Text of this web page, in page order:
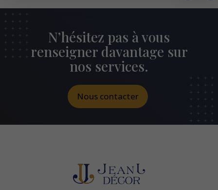
N’hésitez pas à vous
renseigner davantage sur
nos services.
Nous contacter